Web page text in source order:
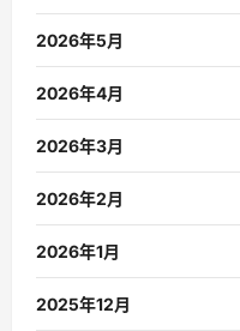
2026年5月
2026年4月
2026年3月
2026年2月
2026年1月
2025年12月